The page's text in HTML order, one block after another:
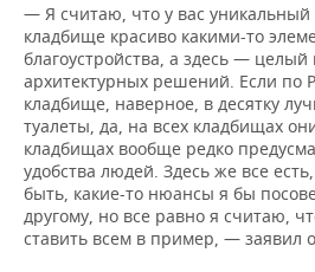
— Я считаю, что у вас уникальный
кладбище красиво какими-то
благоустройства, а здесь — целый
архитектурных решений. Если по
кладбище, наверное, в десятку
туалеты, да, на всех кладбищах
кладбищах вообще редко
удобства людей. Здесь же все
быть, какие-то нюансы я бы
другому, но все равно я считаю,
ставить всем в пример, — заявил